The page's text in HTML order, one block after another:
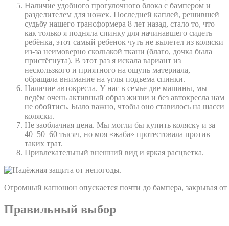
Наличие удобного прогулочного блока с бампером и
разделителем для ножек. Последней каплей, решившей
судьбу нашего трансформера 8 лет назад, стало то, что
как только я подняла спинку для начинавшего сидеть
ребёнка, этот самый ребенок чуть не вылетел из коляски
из-за неимоверно скользкой ткани (благо, дочка была
пристёгнута). В этот раз я искала вариант из
нескользкого и приятного на ощупь материала,
обращала внимание на углы подъема спинки.
Наличие автокресла. У нас в семье две машины, мы
ведём очень активный образ жизни и без автокресла нам
не обойтись. Было важно, чтобы оно ставилось на шасси
коляски.
Не заоблачная цена. Мы могли бы купить коляску и за
40–50–60 тысяч, но моя «жаба» протестовала против
таких трат.
Привлекательный внешний вид и яркая расцветка.
Огромный капюшон опускается почти до бампера, закрывая от
Правильный выбор